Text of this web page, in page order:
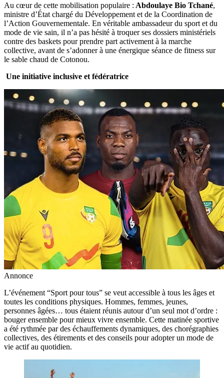
Au cœur de cette mobilisation populaire : Abdoulaye Bio Tchané,
ministre d’État chargé du Développement et de la Coordination de
l’Action Gouvernementale. En véritable ambassadeur du sport et du
mode de vie sain, il n’a pas hésité à troquer ses dossiers ministériels
contre des baskets pour prendre part activement à la marche
collective, avant de s’adonner à une énergique séance de fitness sur
le sable chaud de Cotonou.
Une initiative inclusive et fédératrice
Annonce
L’événement “Sport pour tous” se veut accessible à tous les âges et
toutes les conditions physiques. Hommes, femmes, jeunes,
personnes âgées… tous étaient réunis autour d’un seul mot d’ordre :
bouger ensemble pour mieux vivre ensemble. Cette matinée sportive
a été rythmée par des échauffements dynamiques, des chorégraphies
collectives, des étirements et des conseils pour adopter un mode de
vie actif au quotidien.